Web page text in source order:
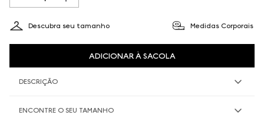
Descubra seu tamanho Medidas Corporais
ADICIONAR À SACOLA
DESCRIÇÃO
ENCONTRE O SEU TAMANHO